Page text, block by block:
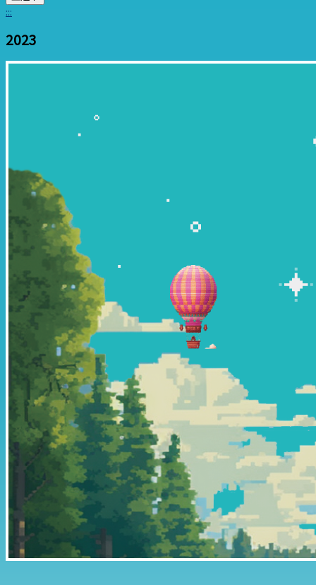
:::
2023